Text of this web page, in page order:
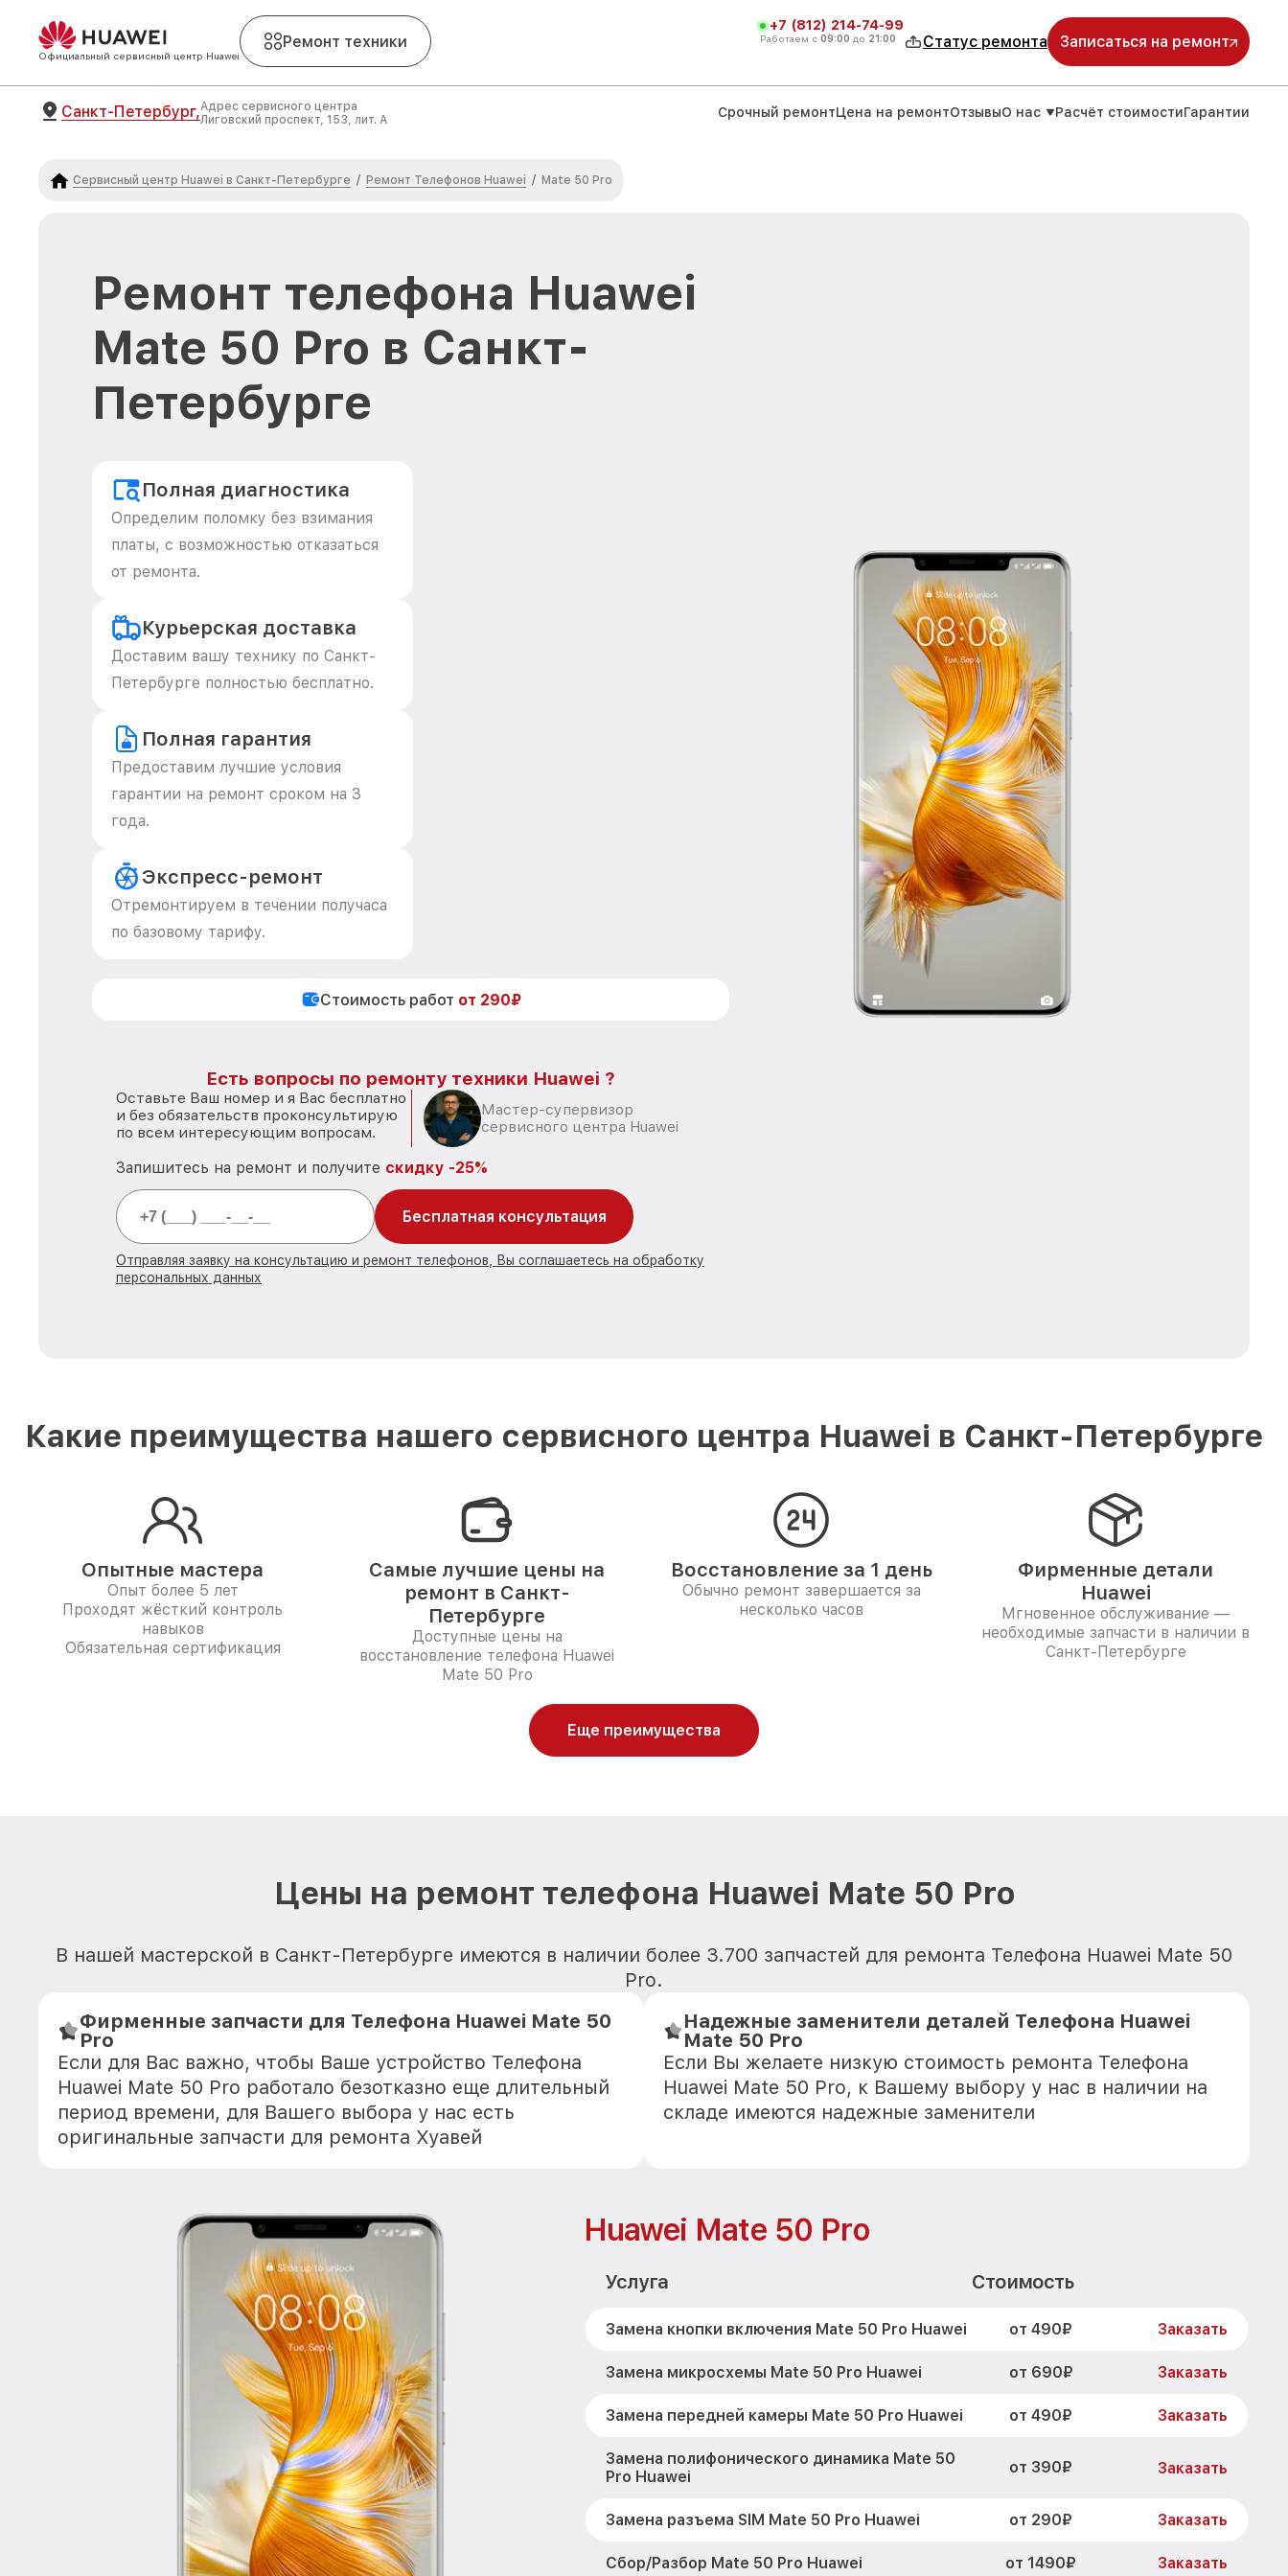
Официальный сервисный центр Huawei
Ремонт техники
+7 (812) 214-74-99
Работаем с 09:00 до 21:00 Статус ремонта Записаться на ремонт
Санкт-Петербург,Адрес сервисного центра
Лиговский проспект, 153, лит. А
Срочный ремонтЦена на ремонтОтзывыО нас Расчёт стоимостиГарантии
Сервисный центр Huawei в Санкт-Петербурге / Ремонт Телефонов Huawei / Mate 50 Pro
Ремонт телефона Huawei
Mate 50 Pro в Санкт-
Петербурге
Полная диагностика
Определим поломку без взимания
платы, с возможностью отказаться
от ремонта.
Курьерская доставка
Доставим вашу технику по Санкт-
Петербурге полностью бесплатно.
Полная гарантия
Предоставим лучшие условия
гарантии на ремонт сроком на 3
года.
Экспресс-ремонт
Отремонтируем в течении получаса
по базовому тарифу.
Стоимость работ от 290₽
Есть вопросы по ремонту техники Huawei ?
Оставьте Ваш номер и я Вас бесплатно
и без обязательств проконсультирую
по всем интересующим вопросам.
Мастер-супервизор
сервисного центра Huawei
Запишитесь на ремонт и получите скидку -25%
Бесплатная консультация
Отправляя заявку на консультацию и ремонт телефонов, Вы соглашаетесь на обработку
персональных данных
Какие преимущества нашего сервисного центра Huawei в Санкт-Петербурге
Опытные мастера
Опыт более 5 лет
Проходят жёсткий контроль
навыков
Обязательная сертификация
Самые лучшие цены на
ремонт в Санкт-
Петербурге
Доступные цены на
восстановление телефона Huawei
Mate 50 Pro
Восстановление за 1 день
Обычно ремонт завершается за
несколько часов
Фирменные детали
Huawei
Мгновенное обслуживание —
необходимые запчасти в наличии в
Санкт-Петербурге
Еще преимущества
Цены на ремонт телефона Huawei Mate 50 Pro
В нашей мастерской в Санкт-Петербурге имеются в наличии более 3.700 запчастей для ремонта Телефона Huawei Mate 50
Pro.
Фирменные запчасти для Телефона Huawei Mate 50
Pro
Если для Вас важно, чтобы Ваше устройство Телефона
Huawei Mate 50 Pro работало безотказно еще длительный
период времени, для Вашего выбора у нас есть
оригинальные запчасти для ремонта Хуавей
Надежные заменители деталей Телефона Huawei
Mate 50 Pro
Если Вы желаете низкую стоимость ремонта Телефона
Huawei Mate 50 Pro, к Вашему выбору у нас в наличии на
складе имеются надежные заменители
Huawei Mate 50 Pro
Услуга Стоимость
Замена кнопки включения Mate 50 Pro Huawei от 490₽ Заказать
Замена микросхемы Mate 50 Pro Huawei от 690₽ Заказать
Замена передней камеры Mate 50 Pro Huawei от 490₽ Заказать
Замена полифонического динамика Mate 50
Pro Huawei
от 390₽ Заказать
Замена разъема SIM Mate 50 Pro Huawei от 290₽ Заказать
Сбор/Разбор Mate 50 Pro Huawei от 1490₽ Заказать